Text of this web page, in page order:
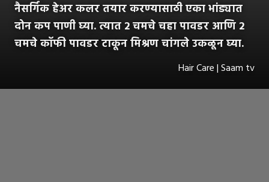
नैसर्गिक हेअर कलर तयार करण्यासाठी एका भांड्यात
दोन कप पाणी घ्या. त्यात 2 चमचे चहा पावडर आणि 2
चमचे कॉफी पावडर टाकून मिश्रण चांगले उकळून घ्या.
Hair Care | Saam tv